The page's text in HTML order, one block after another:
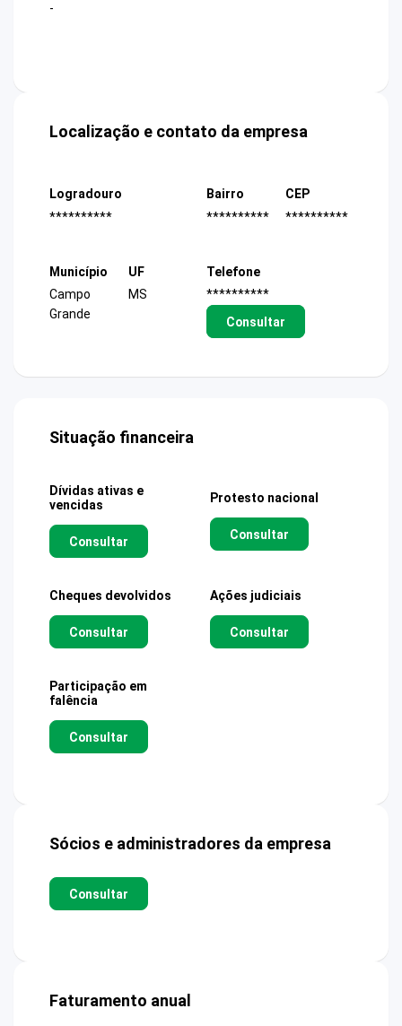
-
Localização e contato da empresa
Logradouro
**********
Bairro
**********
CEP
**********
Município
Campo
Grande
UF
MS
Telefone
**********
Consultar
Situação financeira
Dívidas ativas e
vencidas
Consultar
Protesto nacional
Consultar
Cheques devolvidos
Consultar
Ações judiciais
Consultar
Participação em
falência
Consultar
Sócios e administradores da empresa
Consultar
Faturamento anual